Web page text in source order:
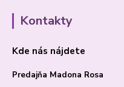
Kontakty
Kde nás nájdete
Predajňa Madona Rosa